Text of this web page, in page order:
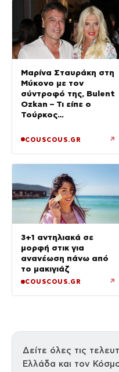
Μαρίνα Σταυράκη στη
Μύκονο με τον
σύντροφό της, Bulent
Ozkan – Τι είπε ο
Τούρκος
κάμερα
COUSCOUS.GR ↗
3+1 αντηλιακά σε
μορφή στικ για
ανανέωση πάνω από
το μακιγιάζ
COUSCOUS.GR ↗
Δείτε όλες τις
Ελλάδα και τον